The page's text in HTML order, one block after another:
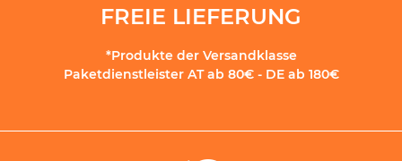
FREIE LIEFERUNG
*Produkte der Versandklasse
Paketdienstleister AT ab 80€ - DE ab 180€